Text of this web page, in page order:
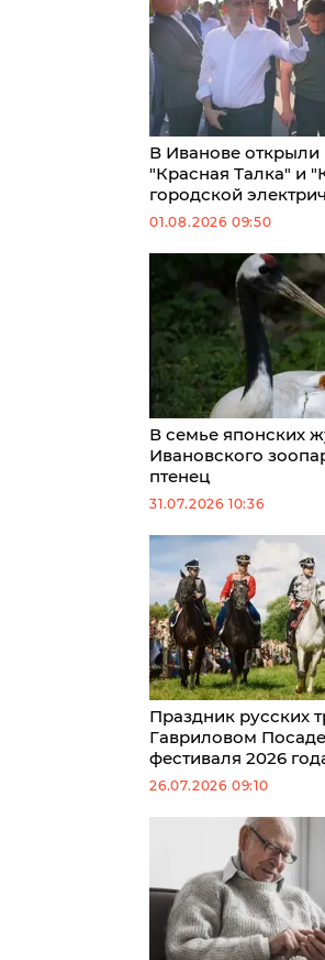
В Иванове
"Красная Талка" и
городской
01.08.2026 09:50
В семье японских
Ивановского
птенец
31.07.2026 10:36
Праздник русских
Гавриловом
фестиваля 2026
26.07.2026 09:10